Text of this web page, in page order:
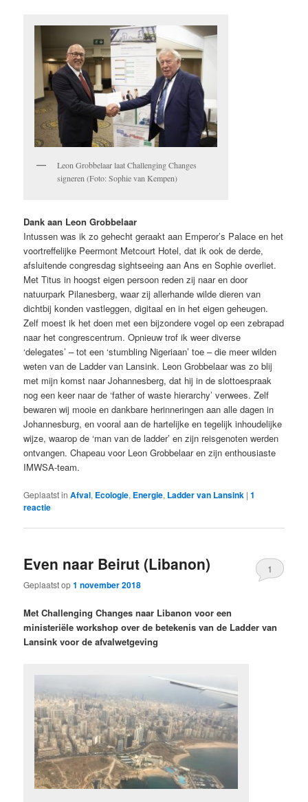
Leon Grobbelaar laat Challenging Changes
signeren (Foto: Sophie van Kempen)
Dank aan Leon Grobbelaar
Intussen was ik zo gehecht geraakt aan Emperor’s Palace en het
voortreffelijke Peermont Metcourt Hotel, dat ik ook de derde,
afsluitende congresdag sightseeing aan Ans en Sophie overliet.
Met Titus in hoogst eigen persoon reden zij naar en door
natuurpark Pilanesberg, waar zij allerhande wilde dieren van
dichtbij konden vastleggen, digitaal en in het eigen geheugen.
Zelf moest ik het doen met een bijzondere vogel op een zebrapad
naar het congrescentrum. Opnieuw trof ik weer diverse
‘delegates’ – tot een ‘stumbling Nigeriaan’ toe – die meer wilden
weten van de Ladder van Lansink. Leon Grobbelaar was zo blij
met mijn komst naar Johannesberg, dat hij in de slottoespraak
nog een keer naar de ‘father of waste hierarchy’ verwees. Zelf
bewaren wij mooie en dankbare herinneringen aan alle dagen in
Johannesburg, en vooral aan de hartelijke en tegelijk inhoudelijke
wijze, waarop de ‘man van de ladder’ en zijn reisgenoten werden
ontvangen. Chapeau voor Leon Grobbelaar en zijn enthousiaste
IMWSA-team.
Geplaatst in Afval, Ecologie, Energie, Ladder van Lansink |1
reactie
Even naar Beirut (Libanon)
Geplaatst op1 november 2018
1
Met Challenging Changes naar Libanon voor een
ministeriële workshop over de betekenis van de Ladder van
Lansink voor de afvalwetgeving